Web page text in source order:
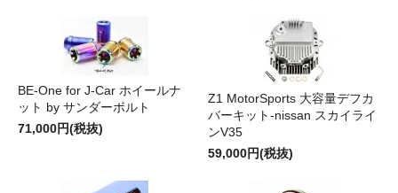
BE-One for J-Car ホイールナ
ット by サンダーボルト
71,000円(税抜)
Z1 MotorSports 大容量デフカ
バーキット-nissan スカイライ
ンV35
59,000円(税抜)